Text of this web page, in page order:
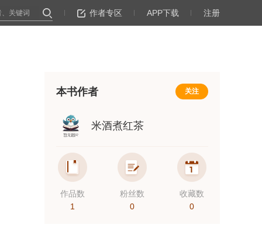
作者专区 APP下载 注册
本书作者 关注
米酒煮红茶
作品数
1
粉丝数
0
收藏数
0